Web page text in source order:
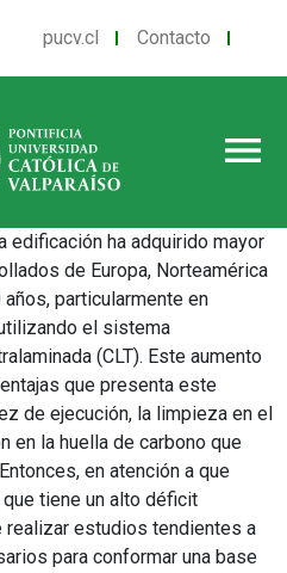
pucv.cl Contacto
menu
edificación ha adquirido mayor
de Europa, Norteamérica
particularmente en
el sistema
(CLT). Este aumento
que presenta este
de ejecución, la limpieza en el
en la huella de carbono que
en atención a que
tiene un alto déficit
realizar estudios tendientes a
para conformar una base